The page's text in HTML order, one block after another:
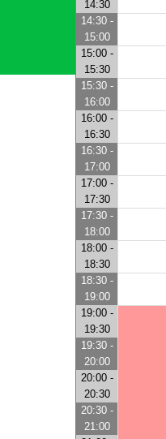
14:30
14:30 -
15:00
15:00 -
15:30
15:30 -
16:00
16:00 -
16:30
16:30 -
17:00
17:00 -
17:30
17:30 -
18:00
18:00 -
18:30
18:30 -
19:00
19:00 -
19:30
19:30 -
20:00
20:00 -
20:30
20:30 -
21:00